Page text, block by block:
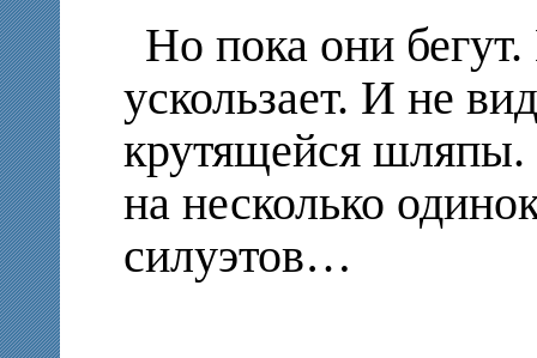
Но пока они
ускользает. И не
крутящейся
на несколько
силуэтов…